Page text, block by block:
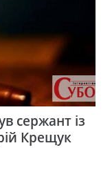
сержант із
Крещук